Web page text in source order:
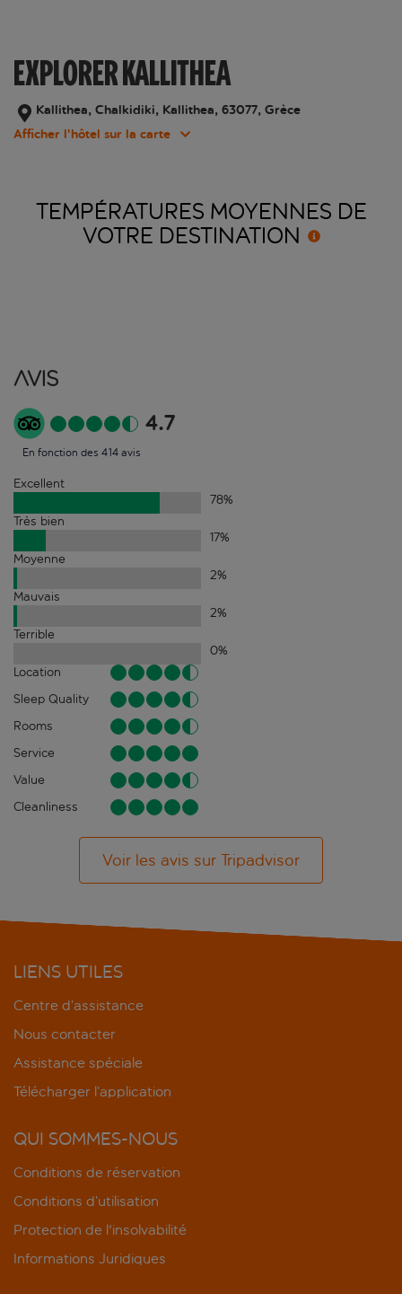
EXPLORER KALLITHEA
Kallithea, Chalkidiki, Kallithea, 63077, Grèce
Afficher l’hôtel sur la carte
TEMPÉRATURES MOYENNES DE
VOTRE DESTINATION
Avis
4.7
En fonction des 414 avis
Excellent
78%
Très bien
17%
Moyenne
2%
Mauvais
2%
Terrible
0%
Location
Sleep Quality
Rooms
Service
Value
Cleanliness
Voir les avis sur Tripadvisor
LIENS UTILES
Centre d’assistance
Nous contacter
Assistance spéciale
Télécharger l’application
QUI SOMMES-NOUS
Conditions de réservation
Conditions d’utilisation
Protection de l'insolvabilité
Informations Juridiques